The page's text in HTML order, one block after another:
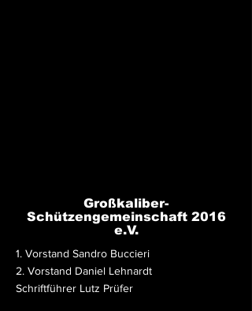
Großkaliber-
Schützengemeinschaft 2016
e.V.
1. Vorstand Sandro Buccieri
2. Vorstand Daniel Lehnardt
Schriftführer Lutz Prüfer